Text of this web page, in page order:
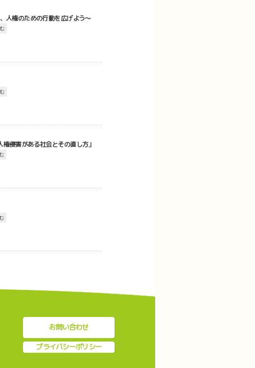
人権のための行動を広げよう～
侵害がある社会とその直し方」
お問い合わせ
プライバシーポリシー